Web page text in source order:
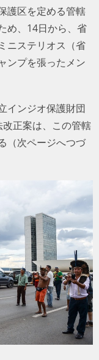
護区を定める管轄
め、14日から、省
ニステリオス（省
ンプを張ったメン
インジオ保護財団
正案は、この管轄
（次ページへつづ